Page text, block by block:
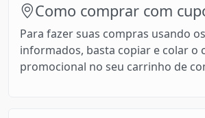
Como comprar com
Para fazer suas compras usando
informados, basta copiar e colar o
promocional no seu carrinho de